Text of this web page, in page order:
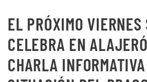
EL PRÓXIMO VIERNES
CELEBRA EN
CHARLA